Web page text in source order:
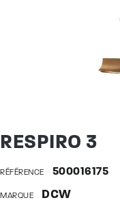
RESPIRO 3
RÉFÉRENCE 500016175
MARQUE DCW